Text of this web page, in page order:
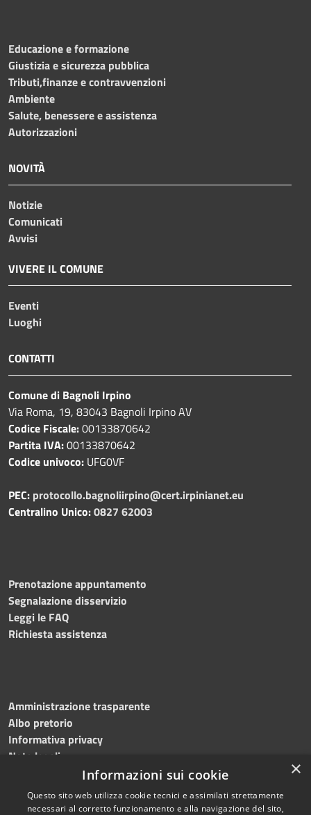
Educazione e formazione
Giustizia e sicurezza pubblica
Tributi,finanze e contravvenzioni
Ambiente
Salute, benessere e assistenza
Autorizzazioni
NOVITÀ
Notizie
Comunicati
Avvisi
VIVERE IL COMUNE
Eventi
Luoghi
CONTATTI
Comune di Bagnoli Irpino
Via Roma, 19, 83043 Bagnoli Irpino AV
Codice Fiscale:00133870642
Partita IVA:00133870642
Codice univoco: UFG0VF
PEC: protocollo.bagnoliirpino@cert.irpinianet.eu
Centralino Unico:0827 62003
Prenotazione appuntamento
Segnalazione disservizio
Leggi le FAQ
Richiesta assistenza
Amministrazione trasparente
Albo pretorio
Informativa privacy
Note legali
Dichiarazione di accessibilità
×
Informazioni sui cookie
Questo sito web utilizza cookie tecnici e assimilati strettamente
necessari al corretto funzionamento e alla navigazione del sito,